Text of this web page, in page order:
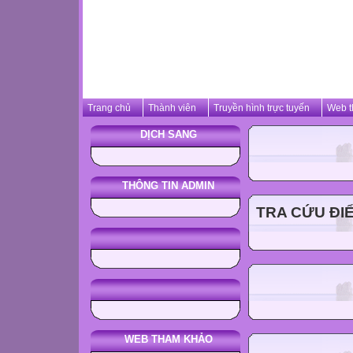
Trang chủ Thành viên Truyền hình trực tuyến Web
DỊCH SANG
THÔNG TIN ADMIN
WEB THAM KHẢO
TRA CỨU